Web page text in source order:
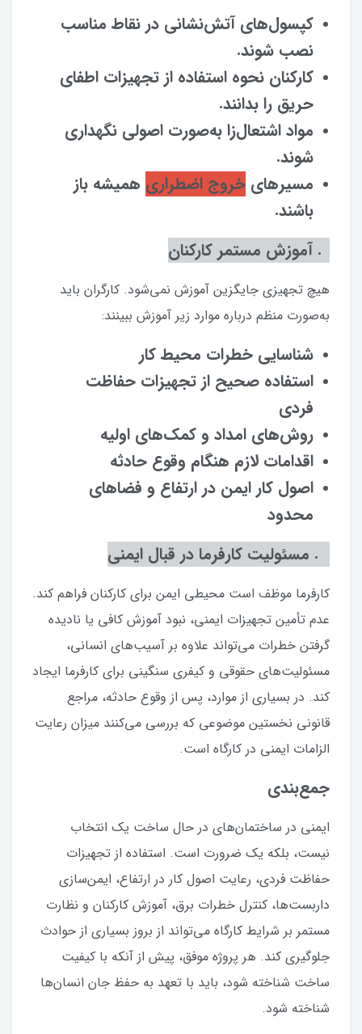
کپسول‌های آتش‌نشانی در نقاط مناسب
نصب شوند.
کارکنان نحوه استفاده از تجهیزات اطفای
حریق را بدانند.
مواد اشتعال‌زا به‌صورت اصولی نگهداری
شوند.
مسیرهای خروج اضطراری همیشه باز
باشند.
هیچ تجهیزی جایگزین آموزش نمی‌شود. کارگران باید
به‌صورت منظم درباره موارد زیر آموزش ببینند:
شناسایی خطرات محیط کار
استفاده صحیح از تجهیزات حفاظت
فردی
روش‌های امداد و کمک‌های اولیه
اقدامات لازم هنگام وقوع حادثه
اصول کار ایمن در ارتفاع و فضاهای
محدود
کارفرما موظف است محیطی ایمن برای کارکنان فراهم کند.
عدم تأمین تجهیزات ایمنی، نبود آموزش کافی یا نادیده
گرفتن خطرات می‌تواند علاوه بر آسیب‌های انسانی،
مسئولیت‌های حقوقی و کیفری سنگینی برای کارفرما ایجاد
کند. در بسیاری از موارد، پس از وقوع حادثه، مراجع
قانونی نخستین موضوعی که بررسی می‌کنند میزان رعایت
الزامات ایمنی در کارگاه است.
جمع‌بندی
ایمنی در ساختمان‌های در حال ساخت یک انتخاب
نیست، بلکه یک ضرورت است. استفاده از تجهیزات
حفاظت فردی، رعایت اصول کار در ارتفاع، ایمن‌سازی
داربست‌ها، کنترل خطرات برق، آموزش کارکنان و نظارت
مستمر بر شرایط کارگاه می‌تواند از بروز بسیاری از حوادث
جلوگیری کند. هر پروژه موفق، پیش از آنکه با کیفیت
ساخت شناخته شود، باید با تعهد به حفظ جان انسان‌ها
شناخته شود.